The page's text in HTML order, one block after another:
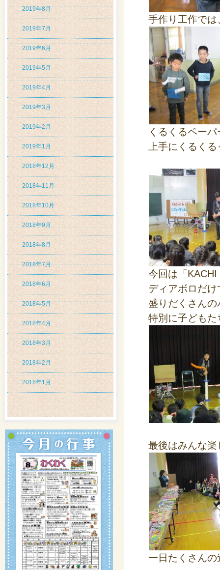
2019年8月
2019年7月
2019年6月
2019年5月
2019年4月
2019年3月
2019年2月
2019年1月
2018年12月
2018年11月
2018年10月
2018年9月
2018年8月
2018年7月
2018年6月
2018年5月
2018年4月
2018年3月
2018年2月
2018年1月
手作り工作では
くるくるペー
上手にくるく
今回は「
ディアボロだ
盛りだくさん
特別に子ども
最後はみんな
一日たくさん